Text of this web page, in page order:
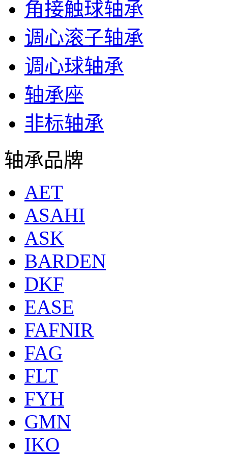
角接触球轴承
调心滚子轴承
调心球轴承
轴承座
非标轴承
轴承品牌
AET
ASAHI
ASK
BARDEN
DKF
EASE
FAFNIR
FAG
FLT
FYH
GMN
IKO